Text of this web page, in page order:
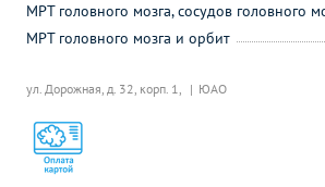
ул. Дорожная, д. 32, корп. 1, ЮАО
МРТ головного мозга, сосудов головного
МРТ головного мозга и орбит